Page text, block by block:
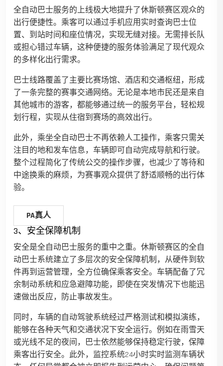
全自动巴士服务的上线极大地提升了休斯顿赛区观众的
出行便捷性。乘客可以通过手机应用实时查询巴士位
置、到站时间和座位情况，实现无缝对接。无需排长队
或担心错过车辆，这种便捷的服务体验满足了现代观众
的多样化出行需求。
巴士线路覆盖了主要比赛场馆、酒店和交通枢纽，形成
了一条完整的赛事交通网络。无论是本地市民还是来自
其他城市的游客，都能够通过统一的服务平台，轻松规
划行程，实现从住宿到赛场的高效出行。
此外，乘坐全自动巴士不再依赖人工操作，乘客只需关
注目的地和发车信息，车辆即可自动完成导航和行驶。
整个过程简化了传统公交的操作步骤，也减少了等待和
中途换乘的麻烦，为赛事观众提供了舒适顺畅的出行体
验。
PA真人
3、安全保障机制
安全是全自动巴士服务的重中之重。休斯顿赛区的全自
动巴士系统建立了多层次的安全保障机制，从硬件到软
件再到运营管理，全方位确保乘客安全。车辆配备了冗
余制动系统和应急避障功能，即使在突发情况下也能迅
速做出反应，防止事故发生。
同时，车辆的自动驾驶系统经过严格测试和模拟演练，
能够在各种天气和交通状况下安全运行。例如在雨雪天
或光线不足的夜间，巴士依然能够保持稳定行驶，保障
乘客出行安全。此外，监控系统24小时实时监测车辆状